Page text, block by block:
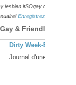
lesbien itSOgay de vos
Enregistrez-vous ici!
& Friendly
Dirty Week-End
Journal d'une butch :